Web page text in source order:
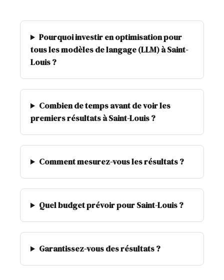
Pourquoi investir en optimisation pour
tous les modèles de langage (LLM) à Saint-
Louis ?
Combien de temps avant de voir les
premiers résultats à Saint-Louis ?
Comment mesurez-vous les résultats ?
Quel budget prévoir pour Saint-Louis ?
Garantissez-vous des résultats ?